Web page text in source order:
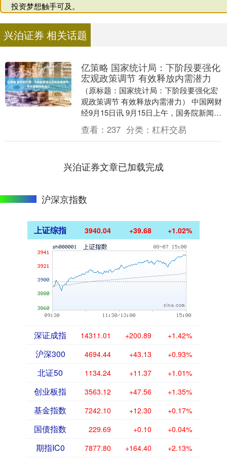
投资梦想触手可及。
兴泊证券 相关话题
亿策略 国家统计局：下阶段要强化
宏观政策调节 有效释放内需潜力
（原标题：国家统计局：下阶段要强化宏
观政策调节 有效释放内需潜力） 中国网财
经9月15日讯 9月15日上午，国务院新闻办
公室就2025年8月份国民经济运行情况
举....
查看： 237 分类： 杠杆交易
兴泊证券文章已加载完成
沪深京指数
上证综指 3940.04 +39.68 +1.02%
深证成指 14311.01 +200.89 +1.42%
沪深300 4694.44 +43.13 +0.93%
北证50 1134.24 +11.37 +1.01%
创业板指 3563.12 +47.56 +1.35%
基金指数 7242.10 +12.30 +0.17%
国债指数 229.69 +0.10 +0.04%
期指IC0 7877.80 +164.40 +2.13%